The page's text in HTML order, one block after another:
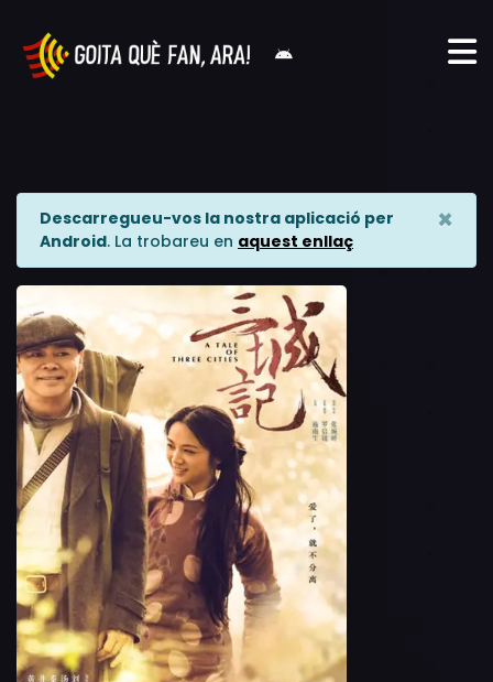
Descarregueu-vos la nostra aplicació per
Android. La trobareu en aquest enllaç
×